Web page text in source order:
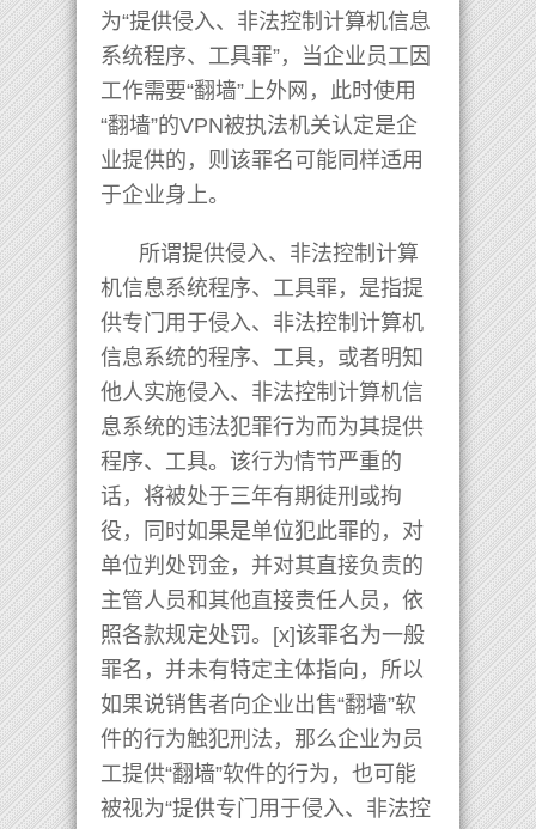
为“提供侵入、非法控制计算机信息
系统程序、工具罪”，当企业员工因
工作需要“翻墙”上外网，此时使用
“翻墙”的VPN被执法机关认定是企
业提供的，则该罪名可能同样适用
于企业身上。
所谓提供侵入、非法控制计算
机信息系统程序、工具罪，是指提
供专门用于侵入、非法控制计算机
信息系统的程序、工具，或者明知
他人实施侵入、非法控制计算机信
息系统的违法犯罪行为而为其提供
程序、工具。该行为情节严重的
话，将被处于三年有期徒刑或拘
役，同时如果是单位犯此罪的，对
单位判处罚金，并对其直接负责的
主管人员和其他直接责任人员，依
照各款规定处罚。[x]该罪名为一般
罪名，并未有特定主体指向，所以
如果说销售者向企业出售“翻墙”软
件的行为触犯刑法，那么企业为员
工提供“翻墙”软件的行为，也可能
被视为“提供专门用于侵入、非法控